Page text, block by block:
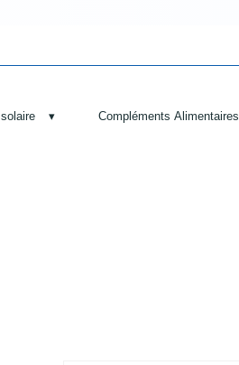
solaire ▾ Compléments Alimentaires